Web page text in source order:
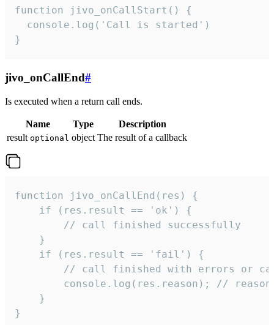
function jivo_onCallStart() {
  console.log('Call is started')
}
jivo_onCallEnd#
Is executed when a return call ends.
Name Type
Description
result optional object The result of a callback
function jivo_onCallEnd(res) {
    if (res.result == 'ok') {
        // call finished successfully
    }
    if (res.result == 'fail') {
// call finished with errors or
console.log(res.reason); //
    }
}